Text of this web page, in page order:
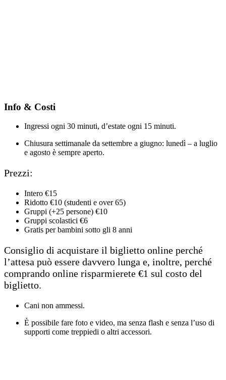
Info & Costi
Ingressi ogni 30 minuti, d’estate ogni 15 minuti.
Chiusura settimanale da settembre a giugno: lunedì – a luglio
e agosto è sempre aperto.
Prezzi:
Intero €15
Ridotto €10 (studenti e over 65)
Gruppi (+25 persone) €10
Gruppi scolastici €6
Gratis per bambini sotto gli 8 anni
Consiglio di acquistare il biglietto online perché
l’attesa può essere davvero lunga e, inoltre, perché
comprando online risparmierete €1 sul costo del
biglietto.
Cani non ammessi.
È possibile fare foto e video, ma senza flash e senza l’uso di
supporti come treppiedi o altri accessori.